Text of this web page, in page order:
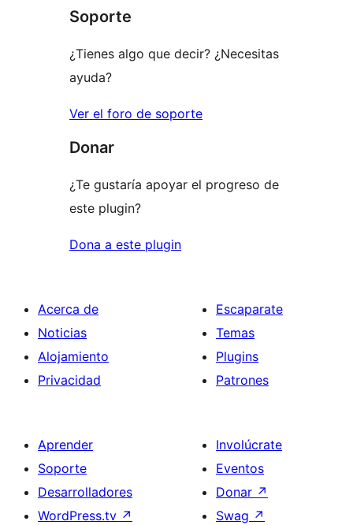
estrellas
Soporte
¿Tienes algo que decir? ¿Necesitas
ayuda?
Ver el foro de soporte
Donar
¿Te gustaría apoyar el progreso de
este plugin?
Dona a este plugin
Acerca de
Noticias
Alojamiento
Privacidad
Escaparate
Temas
Plugins
Patrones
Aprender
Soporte
Desarrolladores
WordPress.tv ↗
Involúcrate
Eventos
Donar ↗
Swag ↗